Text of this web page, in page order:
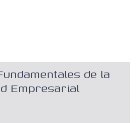
de la
Empresarial